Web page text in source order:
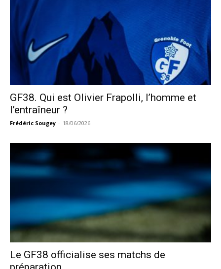
GF38. Qui est Olivier Frapolli, l’homme et
l’entraîneur ?
Frédéric Sougey - 18/06/2026
Le GF38 officialise ses matchs de